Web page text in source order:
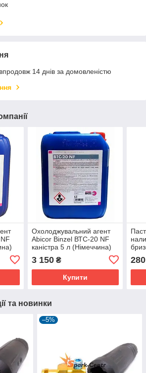
14 днів за домовленістю
Охолоджувальний агент
Abicor Binzel ВТС-20 NF
каністра 5 л (Німеччина)
3 150₴
Купити
та новинки
–5%